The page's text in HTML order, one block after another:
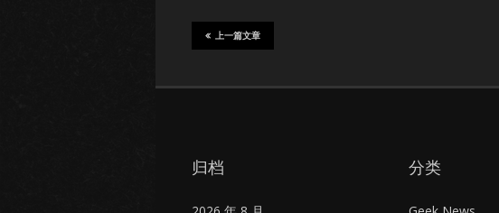
上一篇文章
归档 分类